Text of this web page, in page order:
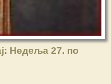
Недеља 27. по